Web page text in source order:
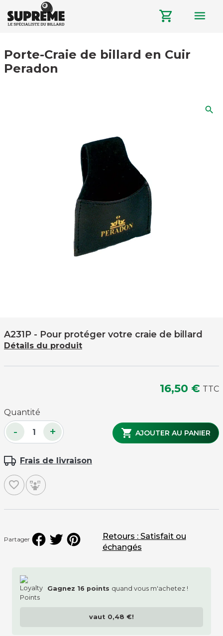
shopping_cart menu
Porte-Craie de billard en Cuir
Peradon
search
A231P - Pour protéger votre craie de billard
Détails du produit
16,50 € TTC
Quantité
- +  AJOUTER AU PANIER
Frais de livraison
favorite_border
Partager
Gagnez 16 points quand vous m'achetez !
vaut 0,48 €!
Retours : Satisfait ou
échangés